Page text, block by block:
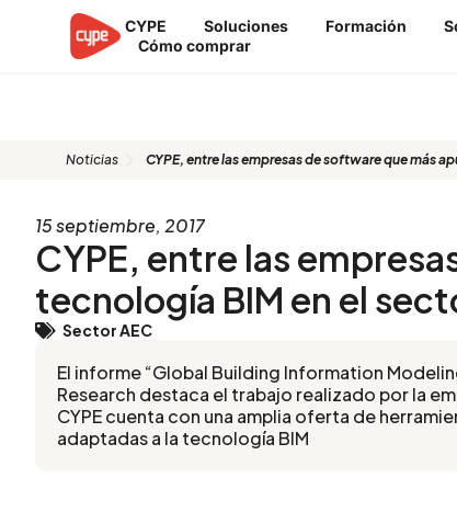
contenido
CYPE Soluciones Formación
Cómo comprar
Noticias CYPE, entre las empresas de software que más
15 septiembre, 2017
CYPE, entre las
tecnología BIM en el
Sector AEC
El informe “Global Building Information
Research destaca el trabajo realizado por la
CYPE cuenta con una amplia oferta de
adaptadas a la tecnología BIM